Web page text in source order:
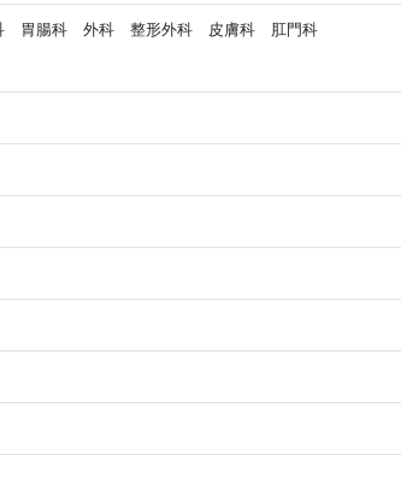
胃腸科 外科 整形外科 皮膚科 肛門科